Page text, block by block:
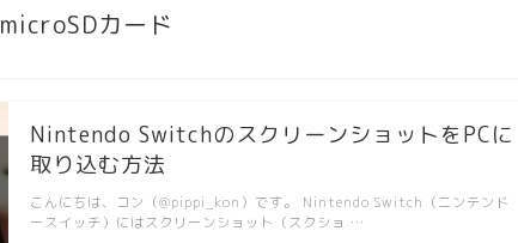
microSDカード
Nintendo SwitchのスクリーンショットをPCに
取り込む方法
こんにちは、コン（@pippi_kon）です。 Nintendo Switch（ニンテンド
ースイッチ）にはスクリーンショット（スクショ …